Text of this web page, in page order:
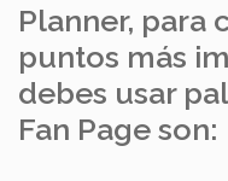
Planner, para
puntos más
debes usar
Fan Page son: